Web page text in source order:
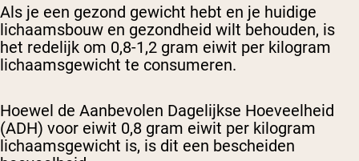
Als je een gezond gewicht hebt en je huidige
lichaamsbouw en gezondheid wilt behouden, is
het redelijk om 0,8-1,2 gram eiwit per kilogram
lichaamsgewicht te consumeren.
Hoewel de Aanbevolen Dagelijkse Hoeveelheid
(ADH) voor eiwit 0,8 gram eiwit per kilogram
lichaamsgewicht is, is dit een bescheiden